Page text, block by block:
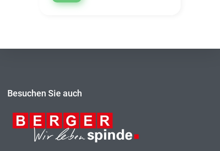
Besuchen Sie auch